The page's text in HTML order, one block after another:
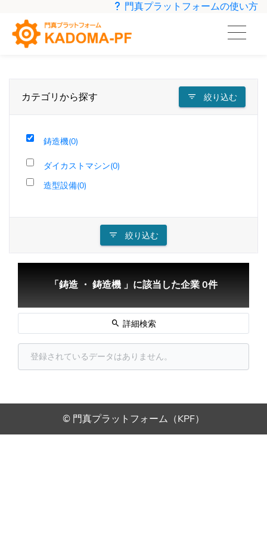
門真プラットフォームの使い方
カテゴリから探す 絞り込む
鋳造機(0)
ダイカストマシン(0)
造型設備(0)
絞り込む
「鋳造 ・ 鋳造機 」に該当した企業 0件
詳細検索
登録されているデータはありません。
© 門真プラットフォーム（KPF）